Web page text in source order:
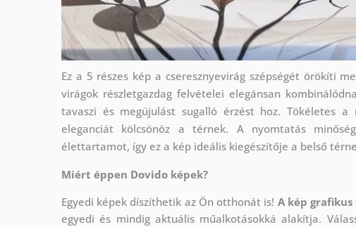
Ez a 5 részes kép a cseresznyevirág szépségét örökíti
virágok részletgazdag felvételei elegánsan
tavaszi és megújulást sugalló érzést hoz. Tökéletes
eleganciát kölcsönöz a térnek. A nyomtatás
élettartamot, így ez a kép ideális kiegészítője a belső
Miért éppen Dovido képek?
Egyedi képek díszíthetik az Ön otthonát is! A kép
egyedi és mindig aktuális műalkotásokká alakítja.